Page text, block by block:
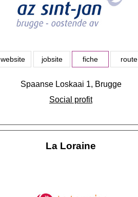
website jobsite fiche route
Spaanse Loskaai 1, Brugge
Social profit
La Loraine